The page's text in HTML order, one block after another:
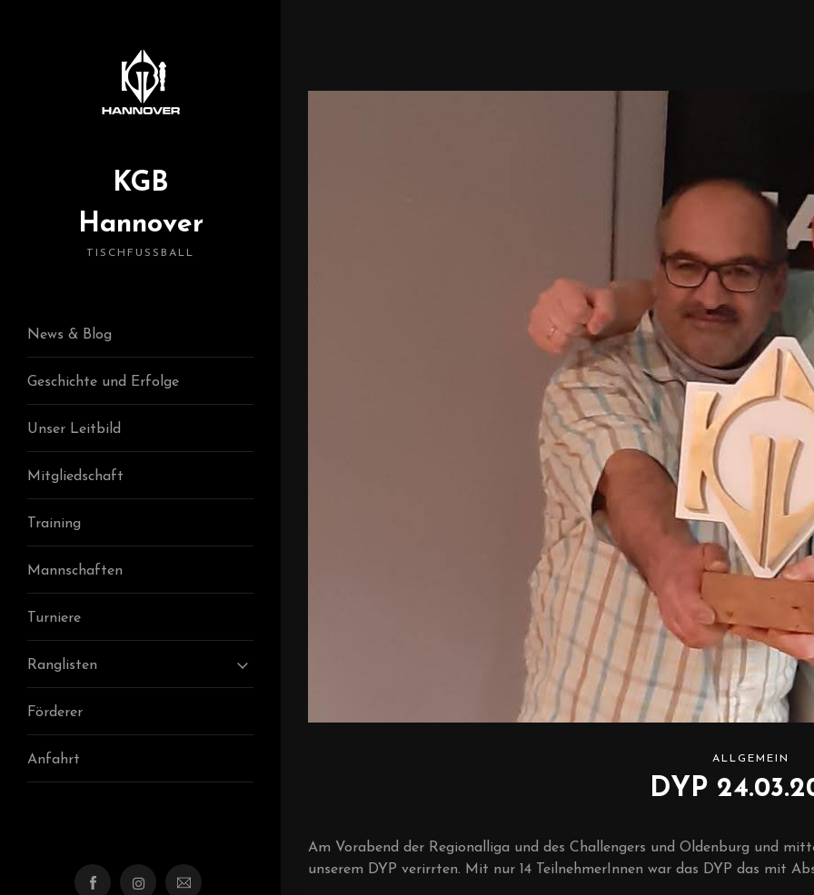
KGB
Hannover
TISCHFUSSBALL
News & Blog
Geschichte und Erfolge
Unser Leitbild
Mitgliedschaft
Training
Mannschaften
Turniere
Ranglisten
Förderer
Anfahrt ALLGEMEIN
DYP
Am Vorabend der Regionalliga und des Challengers und Oldenburg und
unserem DYP verirrten. Mit nur 14 TeilnehmerInnen war das DYP das mit